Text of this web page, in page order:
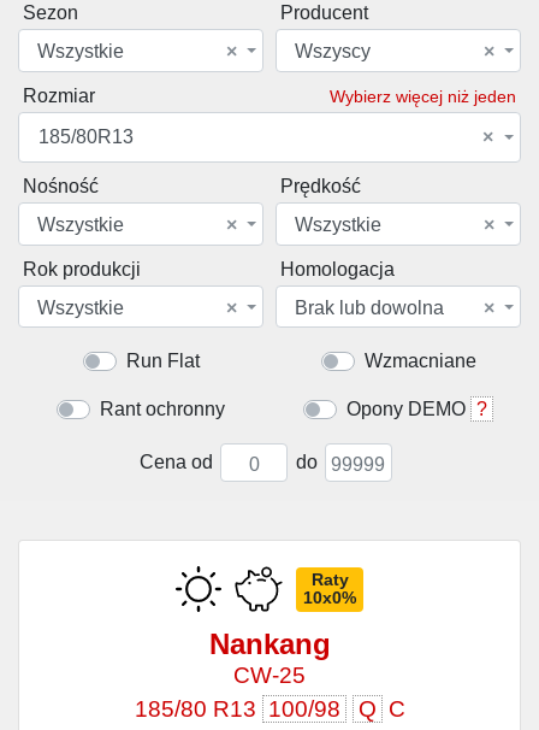
Sezon
×
Wszystkie
Producent
×
Wszyscy
Rozmiar Wybierz więcej niż jeden
×
185/80R13
Nośność
×
Wszystkie
Prędkość
×
Wszystkie
Rok produkcji
×
Wszystkie
Homologacja
×
Brak lub dowolna
Run Flat Wzmacniane
Rant ochronny Opony DEMO ?
Cena od do
Raty
10x0%
Nankang
CW-25
185/80 R13 100/98 Q C